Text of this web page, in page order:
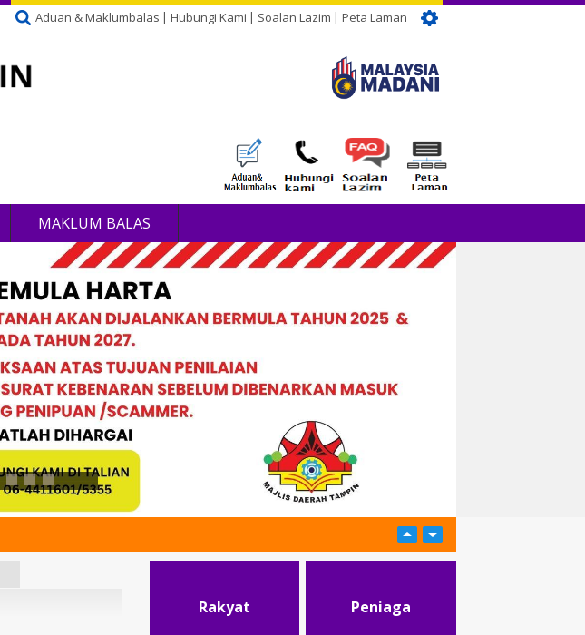
Aduan & Maklumbalas Hubungi Kami Soalan Lazim Peta Laman
MAKLUM BALAS
Rakyat Peniaga